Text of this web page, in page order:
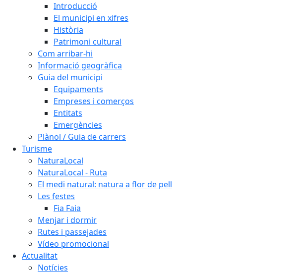
Introducció
El municipi en xifres
Història
Patrimoni cultural
Com arribar-hi
Informació geogràfica
Guia del municipi
Equipaments
Empreses i comerços
Entitats
Emergències
Plànol / Guia de carrers
Turisme
NaturaLocal
NaturaLocal - Ruta
El medi natural: natura a flor de pell
Les festes
Fia Faia
Menjar i dormir
Rutes i passejades
Vídeo promocional
Actualitat
Notícies